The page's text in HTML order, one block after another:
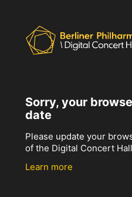
Sorry, your
date
Please update your
of the Digital Concert
Learn more